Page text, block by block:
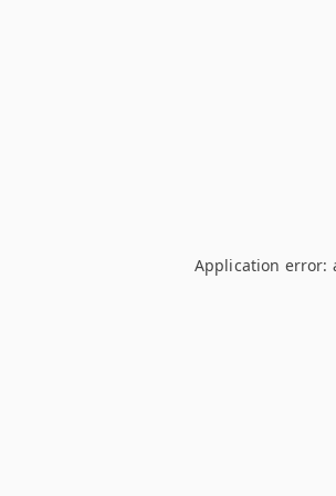
Application error: